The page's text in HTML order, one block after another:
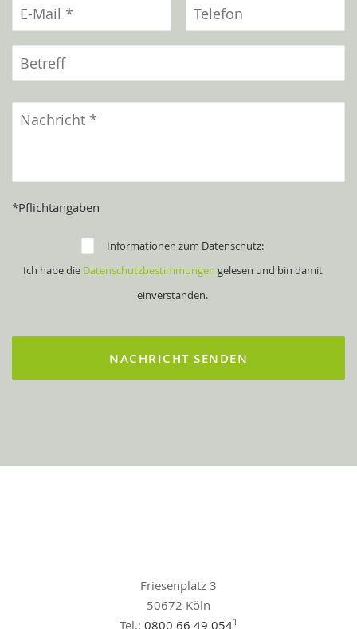
*Pflichtangaben
Informationen zum Datenschutz:
Ich habe die Datenschutzbestimmungen gelesen und bin damit
einverstanden.
Friesenplatz 3
50672 Köln
Tel.: 0800 66 49 0541